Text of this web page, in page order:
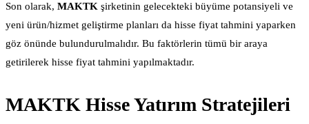
Son olarak, MAKTK şirketinin gelecekteki büyüme potansiyeli ve
yeni ürün/hizmet geliştirme planları da hisse fiyat tahmini yaparken
göz önünde bulundurulmalıdır. Bu faktörlerin tümü bir araya
getirilerek hisse fiyat tahmini yapılmaktadır.
MAKTK Hisse Yatırım Stratejileri